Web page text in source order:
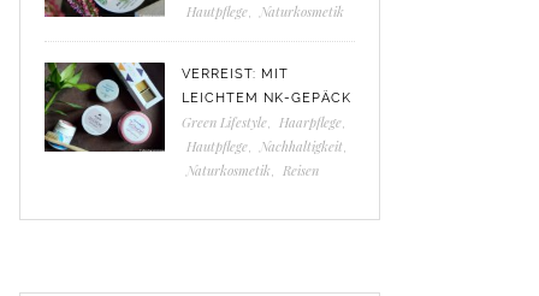
Hautpflege
Naturkosmetik
VERREIST: MIT
LEICHTEM NK-GEPÄCK
Green Lifestyle Haarpflege
Hautpflege
Nachhaltigkeit
Naturkosmetik
Reisen